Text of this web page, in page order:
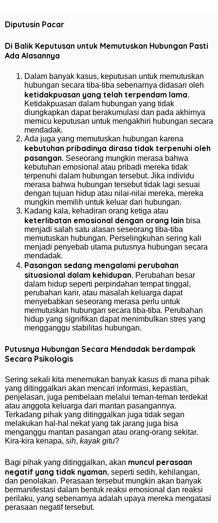
Diputusin Pacar
Di Balik Keputusan untuk Memutuskan Hubungan Pasti
Ada Alasannya
Dalam banyak kasus, keputusan untuk memutuskan
hubungan secara tiba-tiba sebenarnya didasari oleh
ketidakpuasan yang telah terpendam lama.
Ketidakpuasan dalam hubungan yang tidak
diungkapkan dapat berakumulasi dan pada akhirnya
memicu keputusan untuk mengakhiri hubungan secara
mendadak.
Ada juga yang memutuskan hubungan karena
kebutuhan pribadinya dirasa tidak terpenuhi oleh
pasangan. Seseorang mungkin merasa bahwa
kebutuhan emosional atau pribadi mereka tidak
terpenuhi dalam hubungan tersebut. Jika individu
merasa bahwa hubungan tersebut tidak lagi sesuai
dengan tujuan hidup atau nilai-nilai mereka, mereka
mungkin memilih untuk keluar dari hubungan.
Kadang kala, kehadiran orang ketiga atau
keterlibatan emosional dengan orang lain bisa
menjadi salah satu alasan seseorang tiba-tiba
memutuskan hubungan. Perselingkuhan sering kali
menjadi penyebab utama putusnya hubungan secara
mendadak.
Pasangan sedang mengalami perubahan
situasional dalam kehidupan. Perubahan besar
dalam hidup seperti perpindahan tempat tinggal,
perubahan karir, atau masalah keluarga dapat
menyebabkan seseorang merasa perlu untuk
memutuskan hubungan secara tiba-tiba. Perubahan
hidup yang signifikan dapat menimbulkan stres yang
mengganggu stabilitas hubungan.
Putusnya Hubungan Secara Mendadak berdampak
Secara Psikologis
Sering sekali kita menemukan banyak kasus di mana pihak
yang ditinggalkan akan mencari informasi, kepastian,
penjelasan, juga pembelaan melalui teman-teman terdekat
atau anggota keluarga dari mantan pasangannya.
Terkadang pihak yang ditinggalkan juga tidak segan
melakukan hal-hal nekat yang tak jarang juga bisa
menganggu mantan pasangan atau orang-orang sekitar.
Kira-kira kenapa, sih, kayak gitu?
Bagi pihak yang ditinggalkan, akan muncul perasaan
negatif yang tidak nyaman, seperti sedih, kehilangan,
dan penolakan. Perasaan tersebut mungkin akan banyak
bermanifestasi dalam bentuk reaksi emosional dan reaksi
perilaku, yang sebenarnya adalah upaya mereka mengatasi
perasaan negatif tersebut.